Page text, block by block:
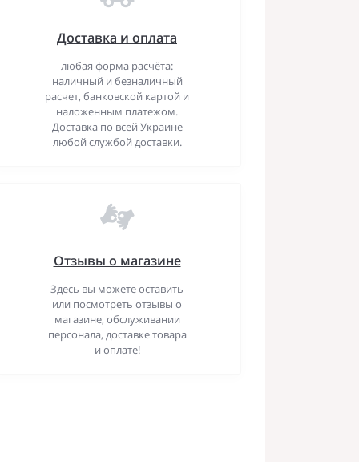
Доставка и оплата
любая форма расчёта:
наличный и безналичный
расчет, банковской картой и
наложенным платежом.
Доставка по всей Украине
любой службой доставки.
Отзывы о магазине
Здесь вы можете оставить
или посмотреть отзывы о
магазине, обслуживании
персонала, доставке товара
и оплате!